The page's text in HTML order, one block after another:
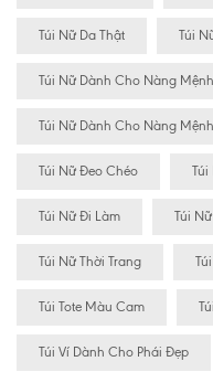
Túi Nữ Da Thật Túi
Túi Nữ Dành Cho Nàng
Túi Nữ Dành Cho Nàng
Túi Nữ Đeo Chéo Túi
Túi Nữ Đi Làm Túi
Túi Nữ Thời Trang
Túi Tote Màu Cam
Túi Ví Dành Cho Phái Đẹp